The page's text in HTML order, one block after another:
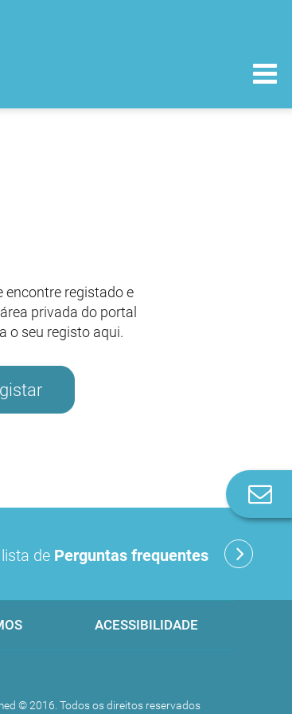
encontre registado e
privada do portal
o seu registo aqui.
de Perguntas frequentes
ACESSIBILIDADE
© 2016. Todos os direitos reservados